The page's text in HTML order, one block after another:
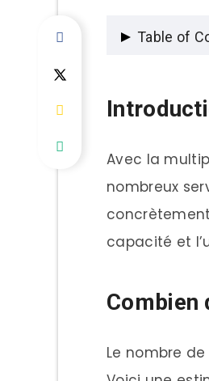
Table of
15 Go
Avec la
nombreux
capacité et
Combien
Le nombre